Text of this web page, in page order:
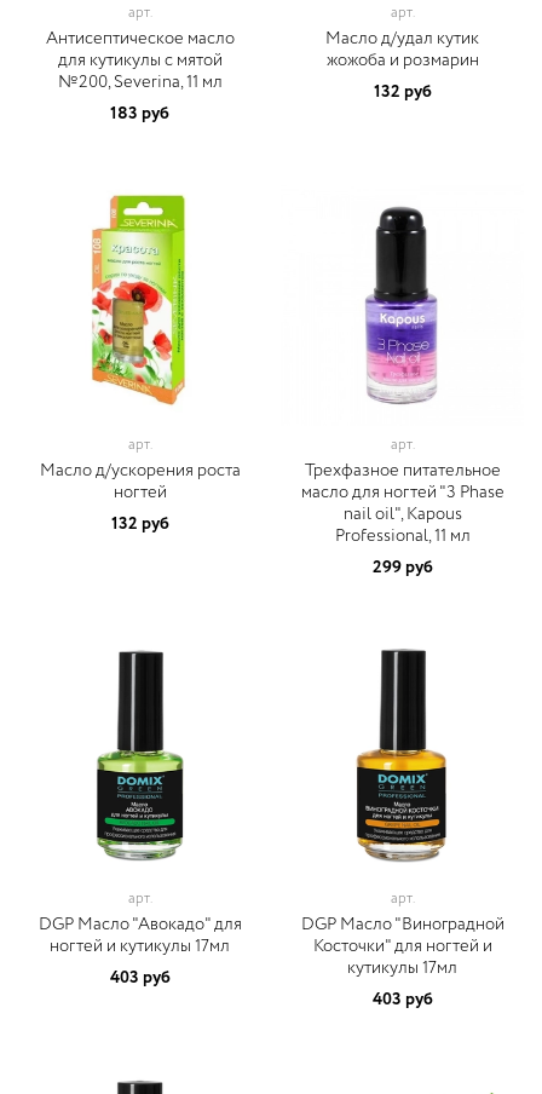
арт.
Антисептическое масло
для кутикулы с мятой
№200, Severina, 11 мл
183 руб
арт.
Масло д/удал кутик
жожоба и розмарин
132 руб
арт.
Масло д/ускорения роста
ногтей
132 руб
арт.
Трехфазное питательное
масло для ногтей "3 Phase
nail oil", Kapous
Professional, 11 мл
299 руб
арт.
DGP Масло "Авокадо" для
ногтей и кутикулы 17мл
403 руб
арт.
DGP Масло "Виноградной
Косточки" для ногтей и
кутикулы 17мл
403 руб